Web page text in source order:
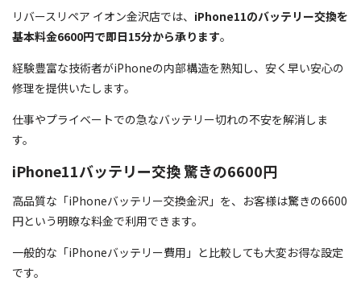
リバースリペア イオン金沢店では、 iPhone11のバッテリー交換を
基本料金6600円で即日15分から承ります。
経験豊富な技術者がiPhoneの内部構造を熟知し、安く早い安心の
修理を提供いたします。
仕事やプライベートでの急なバッテリー切れの不安を解消しま
す。
iPhone11バッテリー交換 驚きの6600円
高品質な「iPhoneバッテリー交換金沢」を、お客様は驚きの6600
円という明瞭な料金で利用できます。
一般的な「iPhoneバッテリー費用」と比較しても大変お得な設定
です。